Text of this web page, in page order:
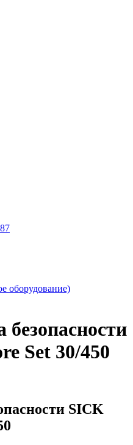
оборудование)
безопасности
Set 30/450
SICK